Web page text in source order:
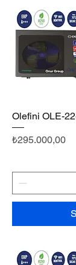
Olefini OLE-
Fiyat
₺295.000,00